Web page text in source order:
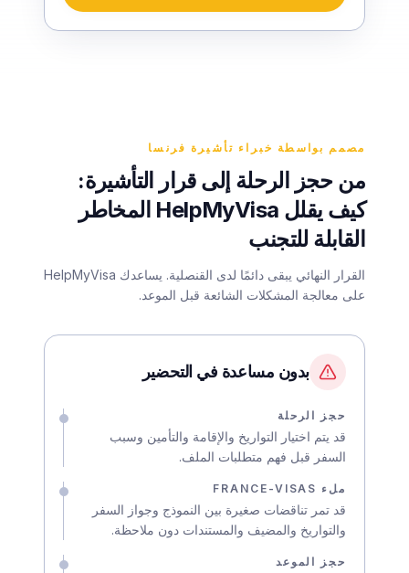
مصمم بواسطة خبراء تأشيرة فرنسا
من حجز الرحلة إلى قرار التأشيرة:
كيف يقلل HelpMyVisa المخاطر
القابلة للتجنب
القرار النهائي يبقى دائمًا لدى القنصلية. يساعدك HelpMyVisa
على معالجة المشكلات الشائعة قبل الموعد.
بدون مساعدة في التحضير
حجز الرحلة
قد يتم اختيار التواريخ والإقامة والتأمين وسبب
السفر قبل فهم متطلبات الملف.
ملء FRANCE-VISAS
قد تمر تناقضات صغيرة بين النموذج وجواز السفر
والتواريخ والمضيف والمستندات دون ملاحظة.
حجز الموعد